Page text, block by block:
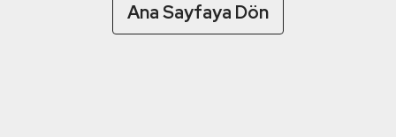
Ana Sayfaya Dön